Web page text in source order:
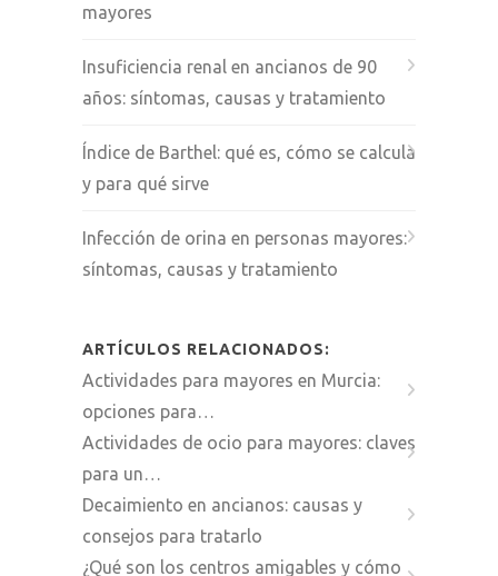
mayores
Insuficiencia renal en ancianos de 90
años: síntomas, causas y tratamiento
Índice de Barthel: qué es, cómo se calcula
y para qué sirve
Infección de orina en personas mayores:
síntomas, causas y tratamiento
ARTÍCULOS RELACIONADOS:
Actividades para mayores en Murcia:
opciones para…
Actividades de ocio para mayores: claves
para un…
Decaimiento en ancianos: causas y
consejos para tratarlo
¿Qué son los centros amigables y cómo